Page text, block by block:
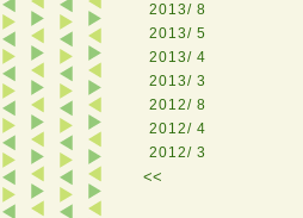
2013/ 8
2013/ 5
2013/ 4
2013/ 3
2012/ 8
2012/ 4
2012/ 3
<<